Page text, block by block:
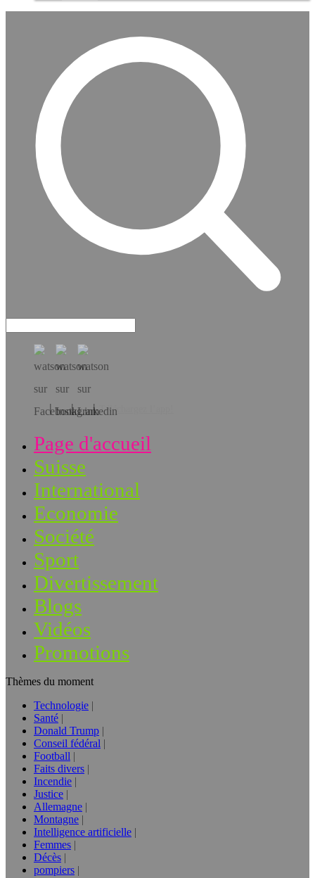
Téléchargez l’app!
Page d'accueil
Suisse
International
Economie
Société
Sport
Divertissement
Blogs
Vidéos
Promotions
Thèmes du moment
Technologie
Santé
Donald Trump
Conseil fédéral
Football
Faits divers
Incendie
Justice
Allemagne
Montagne
Intelligence artificielle
Femmes
Décès
pompiers